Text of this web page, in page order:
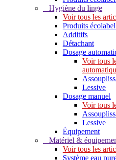
Hygiène du linge
Voir tous les
Produits
Additifs
Détachant
Dosage
Voir tous
Lessive
Dosage manuel
Voir tous
Lessive
Équipement
Matériel &
Voir tous les
Système eau